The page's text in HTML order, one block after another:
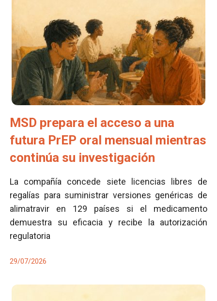
MSD prepara el acceso a una
futura PrEP oral mensual mientras
continúa su investigación
La compañía concede siete licencias libres de
regalías para suministrar versiones genéricas de
alimatravir en 129 países si el medicamento
demuestra su eficacia y recibe la autorización
regulatoria
29/07/2026